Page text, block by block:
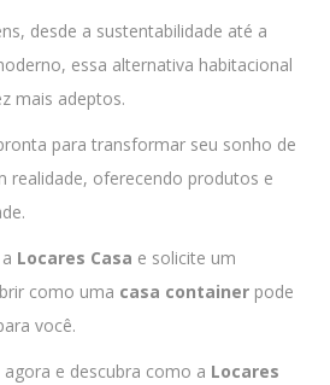
desde a sustentabilidade até a
essa alternativa habitacional
mais adeptos.
para transformar seu sonho de
realidade, oferecendo produtos e
Locares Casa e solicite um
como uma casa container pode
você.
e descubra como a Locares